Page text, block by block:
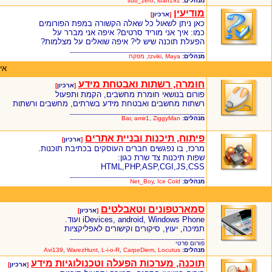
מודיעין [ארכיון]
כאן ניתן לשאול כל שאלה הקשורה במפת הפורומים
כמו: איך אני מוריד סרטים? איפה אני מברר על
הפעלת תוכנה שיש לי? איפה שואלים על מצלמות?
מנהלים:
tzviki Maya מפקח
חומרה, רשתות ואבטחת מידע [ארכיון]
פורום בנושאי חומרת מחשבים, הקמת ותפעול
רשתות מחשבים ואבטחת מידע בשרתים, מחשבים ורשתות
מנהלים:
Bar, amir1 ZiggyMan
פיתוח, תיכנות ובניית אתרים [ארכיון]
מרכז, בו נפגשים חברים העוסקים בכתיבת תוכנות.
שפות תיכנות צד שרת כגון:
HTML,PHP,ASP,CGI,JS,CSS
מנהלים:
Net_Boy, Ice Cold
סמארטפונים וטאבלטים [ארכיון]
iDevices, android, Windows Phone ועוד.
תמיכה, יעוץ, סיקורים וקישורים לאפליקציות
פורום פרטי
מנהלים:
Avi139 WarezHunt L-i-o-R CarpeDiem Locutus
תוכנה, מערכות הפעלה וטכנולוגיות מידע [ארכיון]